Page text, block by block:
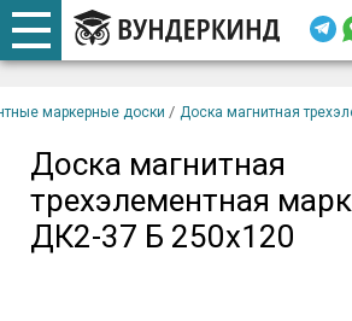
+7 920 668-08-98
+7 920 668-08-98
трехэлементная
маркерная ДК2-37 Б
маркерные доски / Доска магнитная
Доска магнитная
трехэлементная
ДК2-37 Б 250х120